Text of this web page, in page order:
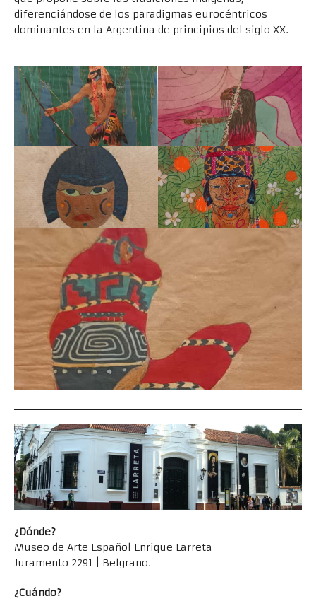
diferenciándose de los paradigmas eurocéntricos
dominantes en la Argentina de principios del siglo XX.
¿Dónde?
Museo de Arte Español Enrique Larreta
Juramento 2291 | Belgrano.
¿Cuándo?